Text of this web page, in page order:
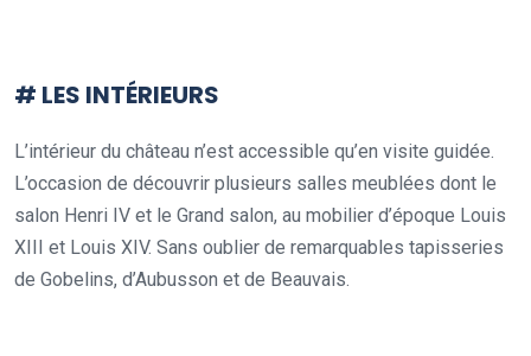
# LES INTÉRIEURS
L’intérieur du château n’est accessible qu’en visite guidée.
L’occasion de découvrir plusieurs salles meublées dont le
salon Henri IV et le Grand salon, au mobilier d’époque Louis
XIII et Louis XIV. Sans oublier de remarquables tapisseries
de Gobelins, d’Aubusson et de Beauvais.